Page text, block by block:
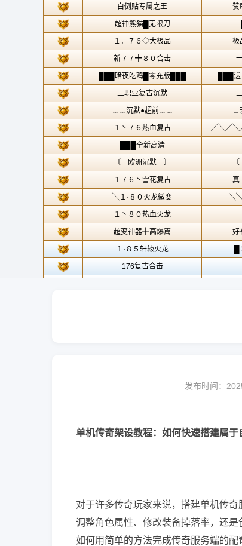
发布时间：
单机传奇架设教程：如何快速搭建属于
对于许多传奇玩家来说，搭建单机传
调整角色属性、修改装备掉落率，还
如何用简单的方法完成传奇服务端的配